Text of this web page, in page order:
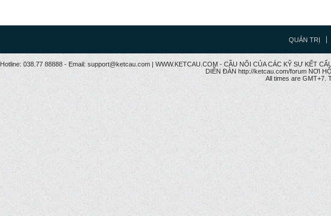
QUẢN TRỊ
Hotline: 038.77 88888 - Email: support@ketcau.com | WWW.KETCAU.COM - CẦU NỐI CỦA CÁC KỸ SƯ KẾT
DIỄN ĐÀN http://ketcau.com/forum NƠI
All times are GMT+7.